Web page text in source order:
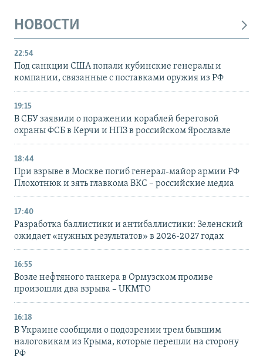
НОВОСТИ
22:54
Под санкции США попали кубинские генералы и
компании, связанные с поставками оружия из РФ
19:15
В СБУ заявили о поражении кораблей береговой
охраны ФСБ в Керчи и НПЗ в российском Ярославле
18:44
При взрыве в Москве погиб генерал-майор армии РФ
Плохотнюк и зять главкома ВКС – российские медиа
17:40
Разработка баллистики и антибаллистики: Зеленский
ожидает «нужных результатов» в 2026-2027 годах
16:55
Возле нефтяного танкера в Ормузском проливе
произошли два взрыва – UKMTO
16:18
В Украине сообщили о подозрении трем бывшим
налоговикам из Крыма, которые перешли на сторону
РФ